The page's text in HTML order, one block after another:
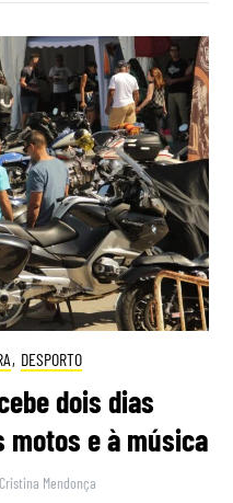
, DESPORTO
dois dias
motos e à música
Cristina Mendonça